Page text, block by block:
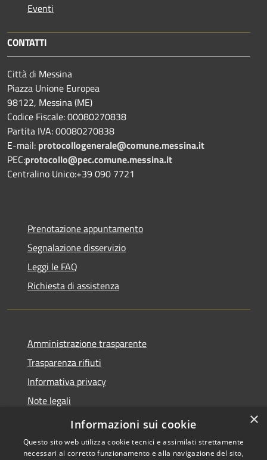
Eventi
CONTATTI
Città di Messina
Piazza Unione Europea
98122, Messina (ME)
Codice Fiscale: 00080270838
Partita IVA: 00080270838
E-mail: protocollogenerale@comune.messina.it
PEC:protocollo@pec.comune.messina.it
Centralino Unico:+39 090 7721
Prenotazione appuntamento
Segnalazione disservizio
Leggi le FAQ
Richiesta di assistenza
Amministrazione trasparente
Trasparenza rifiuti
Informativa privacy
Note legali
Dichiarazione di accessibilità
×
Informazioni sui cookie
Questo sito web utilizza cookie tecnici e assimilati strettamente
necessari al corretto funzionamento e alla navigazione del sito,